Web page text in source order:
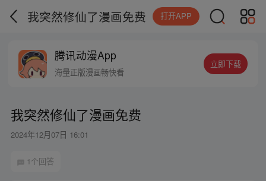
我突然修仙了漫画免费 打开APP
腾讯动漫App
海量正版漫画畅快看
立即下载
我突然修仙了漫画免费
2024年12月07日 16:01
1个回答